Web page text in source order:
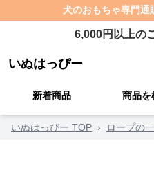
犬のおもちゃ専門通
6,000円以上の
いぬはっぴー
新着商品 商品を
いぬはっぴー TOP › ロープの